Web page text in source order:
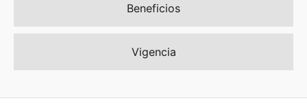
Beneficios
Vigencia